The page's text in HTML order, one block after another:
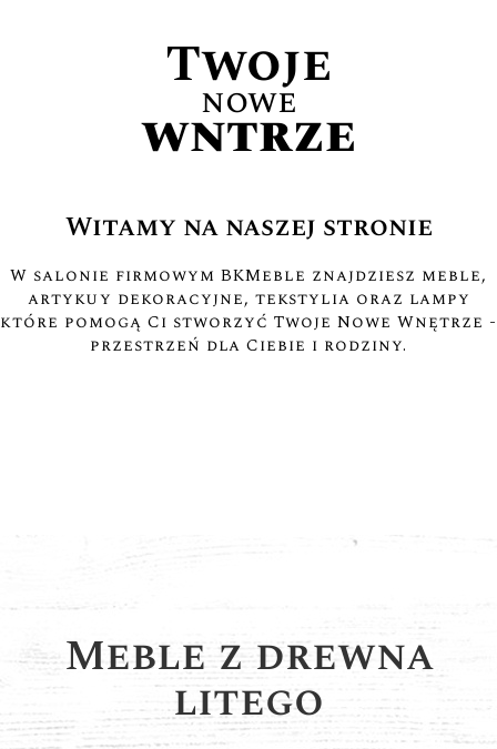
Twoje
nowe
wnętrze
Witamy na naszej stronie
W salonie firmowym BKMeble znajdziesz meble,
artykuły dekoracyjne, tekstylia oraz lampy
które pomogą Ci stworzyć Twoje Nowe Wnętrze -
przestrzeń dla Ciebie i rodziny.
Meble z drewna
litego